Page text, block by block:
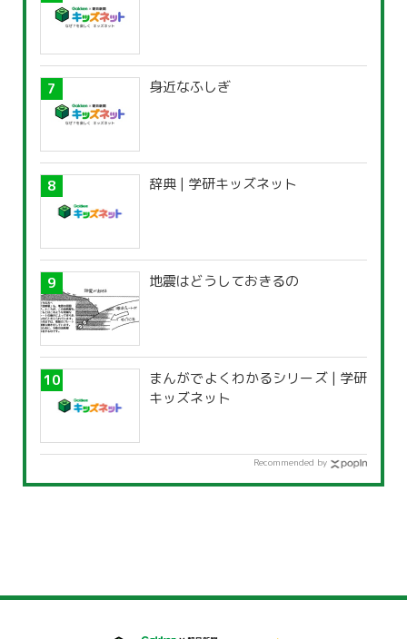
身近なふしぎ
辞典 | 学研キッズネット
地震はどうしておきるの
まんがでよくわかるシリーズ | 学研
キッズネット
Recommended by